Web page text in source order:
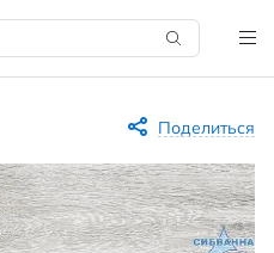
Поделиться